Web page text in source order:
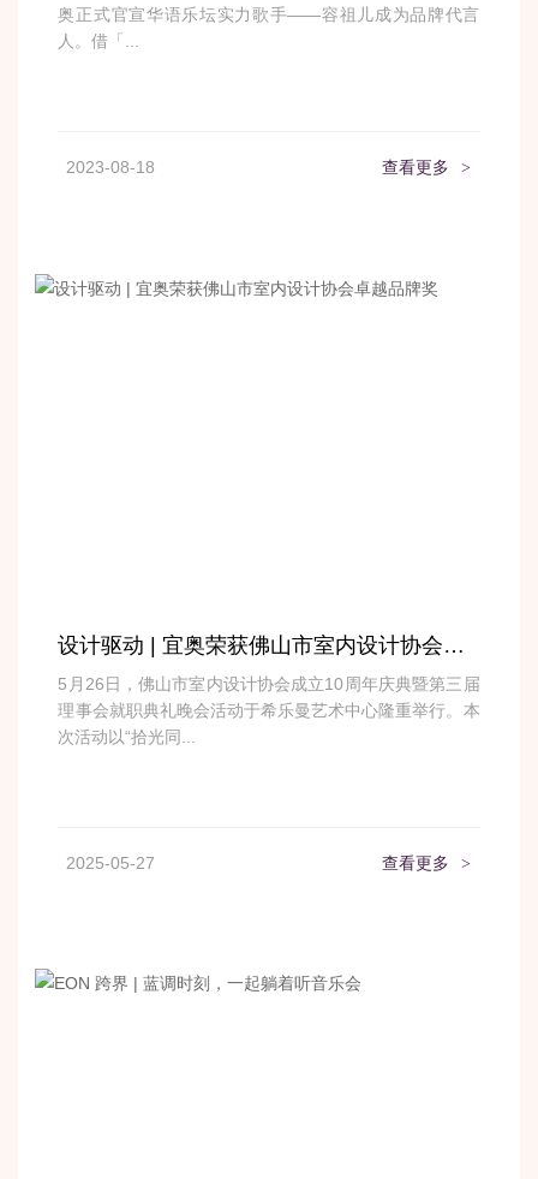
奥正式官宣华语乐坛实力歌手——容祖儿成为品牌代言
人。借「...
2023-08-18 查看更多 >
设计驱动 | 宜奥荣获佛山市室内设计协会卓越品牌奖
5月26日，佛山市室内设计协会成立10周年庆典暨第三届
理事会就职典礼晚会活动于希乐曼艺术中心隆重举行。本
次活动以“拾光同...
2025-05-27 查看更多 >